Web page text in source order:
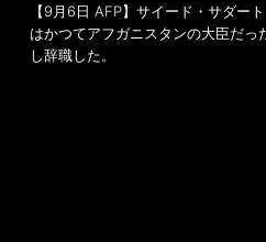
【9月6日 AFP】サイード・サダー
はかつてアフガニスタンの大臣だ
し辞職した。